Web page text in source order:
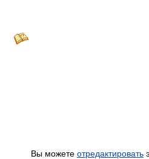
Вы можете отредактировать